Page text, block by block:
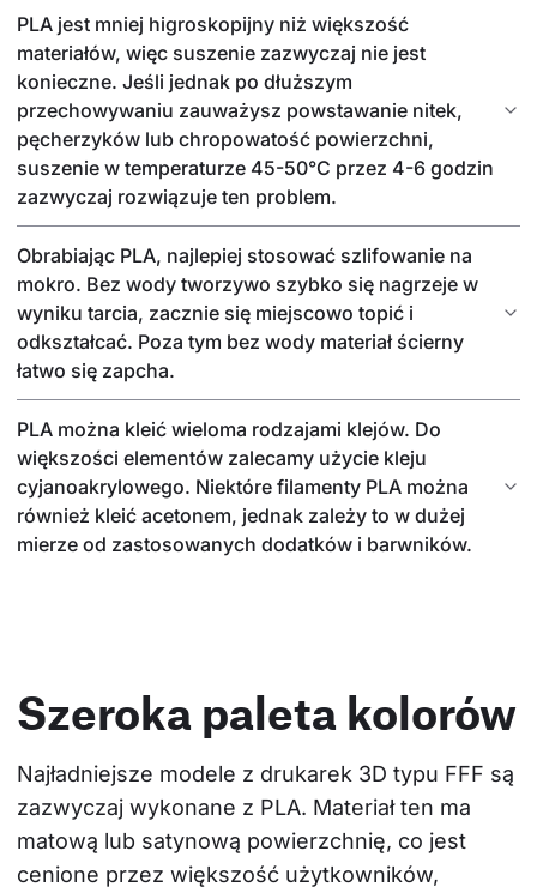
PLA jest mniej higroskopijny niż większość
materiałów, więc suszenie zazwyczaj nie jest
konieczne. Jeśli jednak po dłuższym
przechowywaniu zauważysz powstawanie nitek,
pęcherzyków lub chropowatość powierzchni,
suszenie w temperaturze 45-50°C przez 4-6 godzin
zazwyczaj rozwiązuje ten problem.
Obrabiając PLA, najlepiej stosować szlifowanie na
mokro. Bez wody tworzywo szybko się nagrzeje w
wyniku tarcia, zacznie się miejscowo topić i
odkształcać. Poza tym bez wody materiał ścierny
łatwo się zapcha.
PLA można kleić wieloma rodzajami klejów. Do
większości elementów zalecamy użycie kleju
cyjanoakrylowego. Niektóre filamenty PLA można
również kleić acetonem, jednak zależy to w dużej
mierze od zastosowanych dodatków i barwników.
Szeroka paleta kolorów
Najładniejsze modele z drukarek 3D typu FFF są
zazwyczaj wykonane z PLA. Materiał ten ma
matową lub satynową powierzchnię, co jest
cenione przez większość użytkowników,